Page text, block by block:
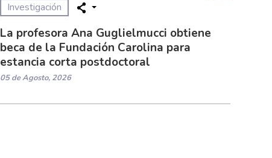
Investigación
La profesora Ana Guglielmucci obtiene
beca de la Fundación Carolina para
estancia corta postdoctoral
05 de Agosto, 2026